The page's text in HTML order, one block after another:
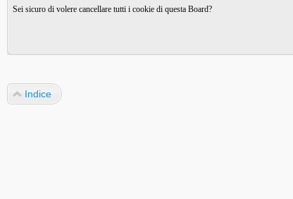
Sei sicuro di volere cancellare tutti i cookie di questa Board?
Indice